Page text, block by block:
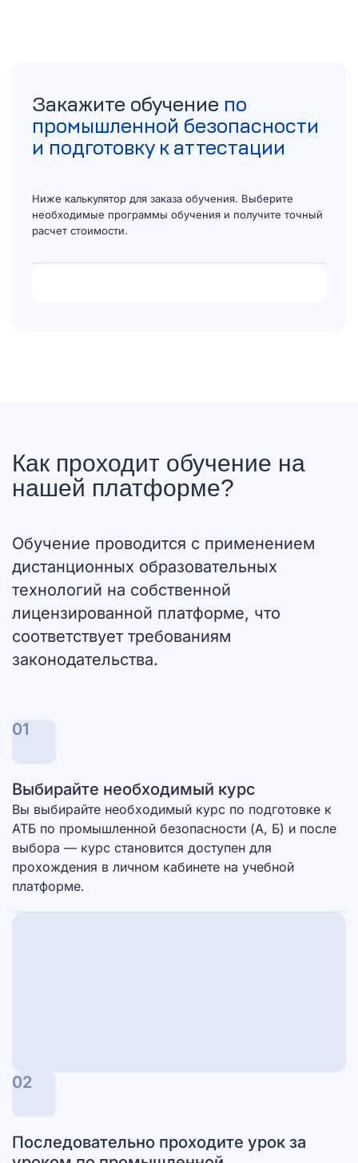
Закажите обучение по
промышленной безопасности
и подготовку к аттестации
Ниже калькулятор для заказа обучения. Выберите
необходимые программы обучения и получите точный
расчет стоимости.
Как проходит обучение на
нашей платформе?
Обучение проводится с применением
дистанционных образовательных
технологий на собственной
лицензированной платформе, что
соответствует требованиям
законодательства.
01
Выбирайте необходимый курс
Вы выбирайте необходимый курс по подготовке к
АТБ по промышленной безопасности (А, Б) и после
выбора — курс становится доступен для
прохождения в личном кабинете на учебной
платформе.
02
Последовательно проходите урок за